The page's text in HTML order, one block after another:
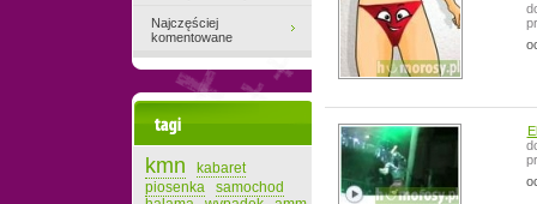
Najczęściej
komentowane
kmn
kabaret
piosenka
samochod